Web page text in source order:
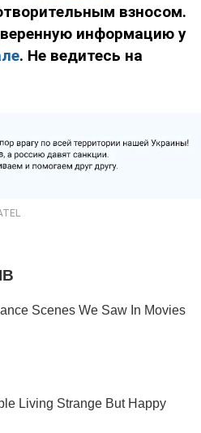
взносом.
информацию у
. Не ведитесь на